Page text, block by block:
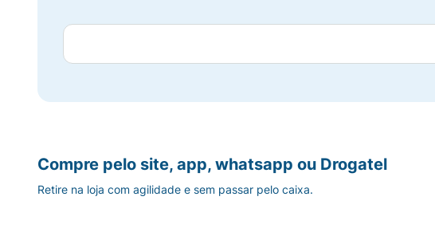
Compre pelo site, app, whatsapp ou Drogatel
Retire na loja com agilidade e sem passar pelo caixa.